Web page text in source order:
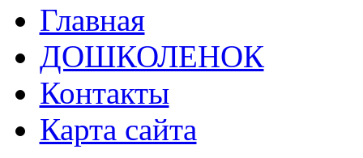
Главная
ДОШКОЛЕНОК
Контакты
Карта сайта